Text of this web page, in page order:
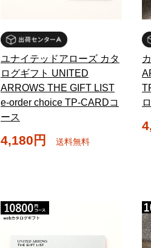
ユナイテッドアローズ カタ
ログギフト UNITED
ARROWS THE GIFT LIST
e-order choice TP-CARDコ
ース
4,180円 送料無料